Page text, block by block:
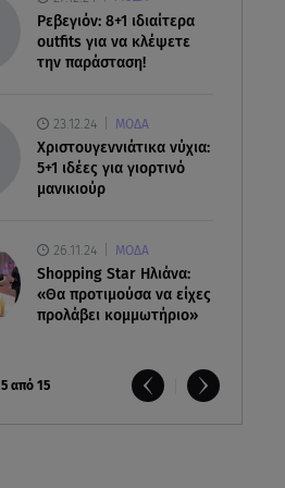
Ρεβεγιόν: 8+1 ιδιαίτερα
outfits για να κλέψετε
την παράσταση!
23.12.24 ΜΟΔΑ
Χριστουγεννιάτικα νύχια:
5+1 ιδέες για γιορτινό
μανικιούρ
26.11.24 ΜΟΔΑ
Shopping Star Ηλιάνα:
«Θα προτιμούσα να είχες
προλάβει κομμωτήριο»
5 από 15